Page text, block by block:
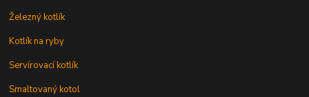
Železný kotlík
Kotlík na ryby
Servírovací kotlík
Smaltovaný kotol